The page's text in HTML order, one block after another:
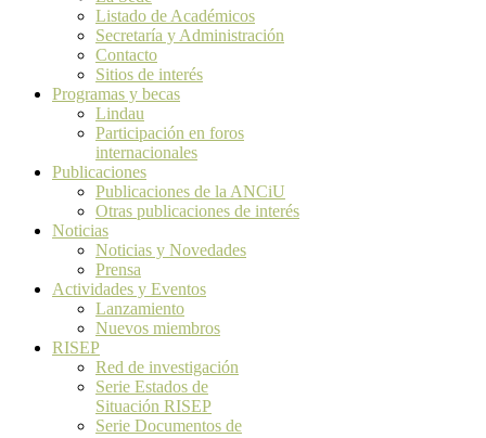
Listado de Académicos
Secretaría y Administración
Contacto
Sitios de interés
Programas y becas
Lindau
Participación en foros
internacionales
Publicaciones
Publicaciones de la ANCiU
Otras publicaciones de interés
Noticias
Noticias y Novedades
Prensa
Actividades y Eventos
Lanzamiento
Nuevos miembros
RISEP
Red de investigación
Serie Estados de
Situación RISEP
Serie Documentos de